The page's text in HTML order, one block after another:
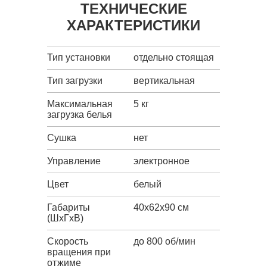
ТЕХНИЧЕСКИЕ
ХАРАКТЕРИСТИКИ
Тип установки отдельно стоящая
Тип загрузки вертикальная
Максимальная
загрузка белья
5 кг
Сушка нет
Управление электронное
Цвет белый
Габариты
(ШxГxВ)
40x62x90 см
Скорость
вращения при
отжиме
до 800 об/мин